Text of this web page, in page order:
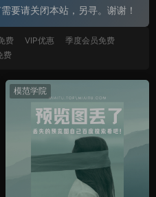
要请关闭本站，另寻。谢谢！
费 VIP优惠
季度会员免费
费
模范学院